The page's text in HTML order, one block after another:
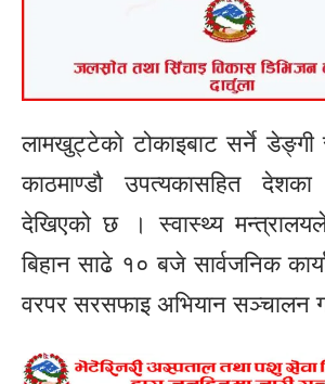
लामखुट्टेकाे टोकाइबाट सर्ने डेङ्गी
काठमाण्डौ उपत्यकासहित देशका
देखिएको छ । स्वास्थ्य
बिहान साढे १० बजे सार्वजनिक
वरपर सरसफाइ अभियान सञ्चालन